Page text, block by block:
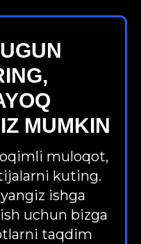
MUMKIN
muloqot,
kuting.
ishga
uchun bizga
taqdim